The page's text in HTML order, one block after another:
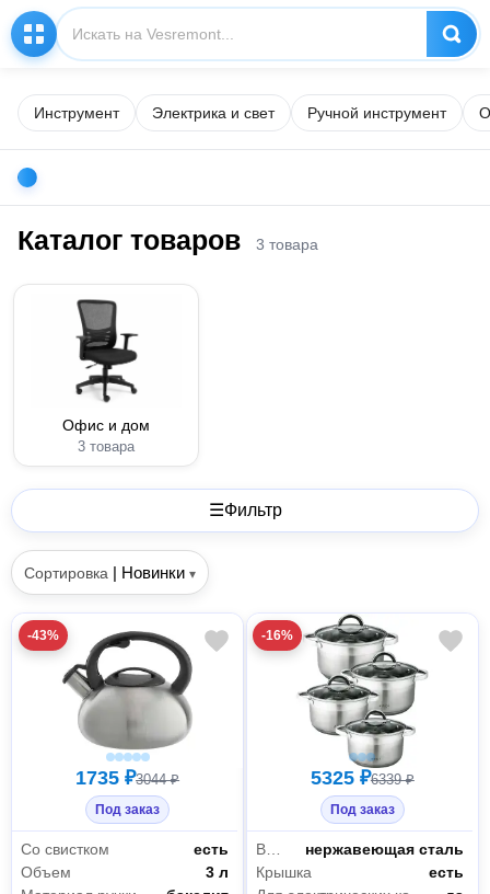
Инструмент Электрика и свет Ручной инструмент
Каталог товаров 3 товара
Офис и дом
3 товара
☰Фильтр
Сортировка | Новинки ▾
-43%
1735 ₽3044 ₽
Под заказ
Со свистком
есть
Объем
3 л
-16%
5325 ₽6339 ₽
Под заказ
Внешнее покрытие
нержавеющая сталь
Крышка
есть